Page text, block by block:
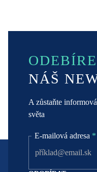
NÁŠ
A zůstaňte
světa
E-mailová adresa *